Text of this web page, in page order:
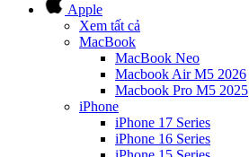
Apple
Xem tất cả
MacBook
MacBook Neo
Macbook Air M5 2026
Macbook Pro M5 2025
iPhone
iPhone 17 Series
iPhone 16 Series